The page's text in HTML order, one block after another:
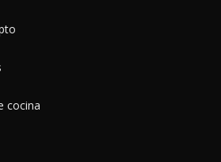
cocina